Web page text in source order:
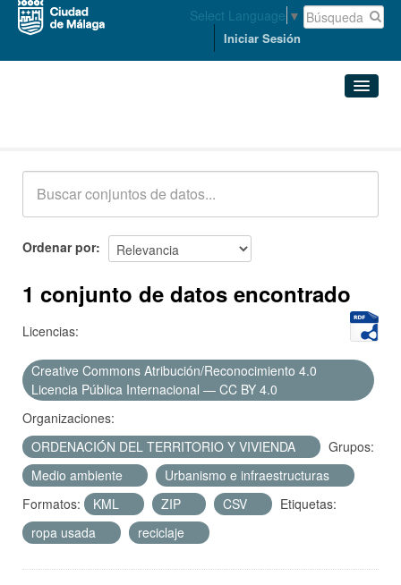
Select Language ▼
Iniciar Sesión
Acerca de
Ordenar por
1 conjunto de datos encontrado
Licencias:
Creative Commons Atribución/Reconocimiento 4.0
Licencia Pública Internacional — CC BY 4.0
Organizaciones:
ORDENACIÓN DEL TERRITORIO Y VIVIENDA
Grupos:
Medio ambiente
Urbanismo e infraestructuras
Formatos:
KML ZIP CSV
Etiquetas:
ropa usada
reciclaje